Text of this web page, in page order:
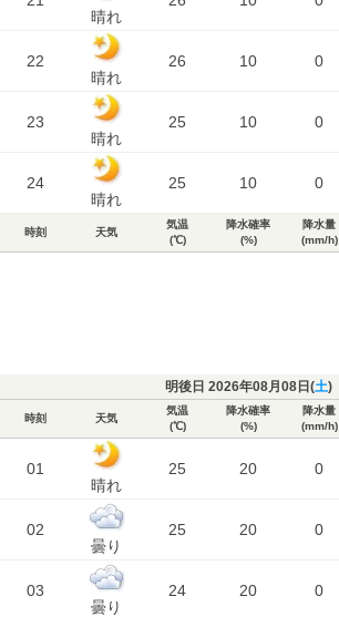
晴れ
22
晴れ
26 10 0
23
晴れ
25 10 0
24
晴れ
25 10 0
時刻 天気
気温
(℃)
降水確率
(%)
降水量
(mm/h)
明後日 2026年08月08日(土)
時刻 天気
気温
(℃)
降水確率
(%)
降水量
(mm/h)
01
晴れ
25 20 0
02
曇り
25 20 0
03
曇り
24 20 0